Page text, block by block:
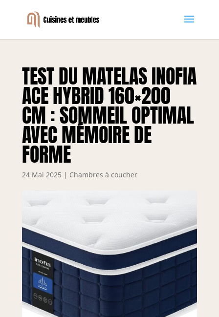
TEST DU MATELAS INOFIA
ACE HYBRID 160×200
CM : SOMMEIL OPTIMAL
AVEC MÉMOIRE DE
FORME
24 Mai 2025 | Chambres à coucher